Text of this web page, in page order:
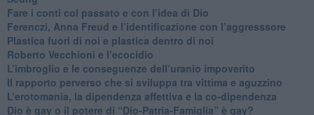
​Fare i conti col passato e con l’idea di Dio
​Ferenczi, Anna Freud e l’identificazione con l’aggresssore
Plastica fuori di noi e plastica dentro di noi
​Roberto Vecchioni e l’ecocidio
​L’imbroglio e le conseguenze dell’uranio impoverito
​Il rapporto perverso che si sviluppa tra vittima e aguzzino
L’erotomania, la dipendenza affettiva e la co-dipendenza
​Dio è gay o il potere di “Dio-Patria-Famiglia” è gay?